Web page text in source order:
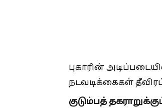
புகாரின்
நடவடிக்கைகள்
குடும்பத்